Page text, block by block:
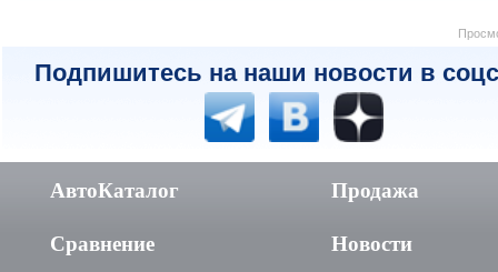
Подпишитесь на наши новости в
АвтоКаталог
Сравнение
Продажа
Новости